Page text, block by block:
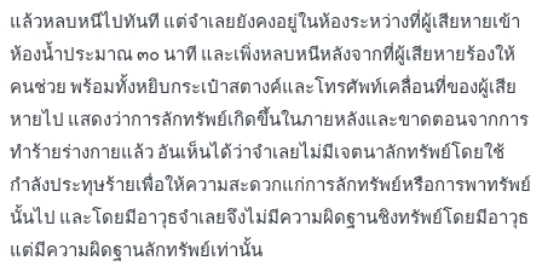
แล้วหลบหนีไปทันที แต่จำเลยยังคงอยู่ในห้องระหว่างที่ผู้เสียหายเข้า
ห้องน้ำประมาณ ๓๐ นาที และเพิ่งหลบหนีหลังจากที่ผู้เสียหายร้องให้
คนช่วย พร้อมทั้งหยิบกระเป๋าสตางค์และโทรศัพท์เคลื่อนที่ของผู้เสีย
หายไป แสดงว่าการลักทรัพย์เกิดขึ้นในภายหลังและขาดตอนจากการ
ทำร้ายร่างกายแล้ว อันเห็นได้ว่าจำเลยไม่มีเจตนาลักทรัพย์โดยใช้
กำลังประทุษร้ายเพื่อให้ความสะดวกแก่การลักทรัพย์หรือการพาทรัพย์
นั้นไป และโดยมีอาวุธจำเลยจึงไม่มีความผิดฐานชิงทรัพย์โดยมีอาวุธ
แต่มีความผิดฐานลักทรัพย์เท่านั้น